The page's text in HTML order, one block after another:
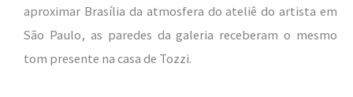
aproximar Brasília da atmosfera do ateliê do artista em
São Paulo, as paredes da galeria receberam o mesmo
tom presente na casa de Tozzi.